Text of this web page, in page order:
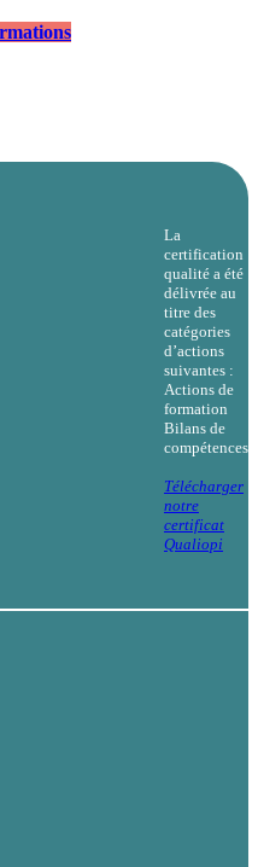
La
certification
qualité a été
délivrée au
titre des
catégories
d’actions
suivantes :
Actions de
formation
Bilans de
compétences
Télécharger
notre
certificat
Qualiopi